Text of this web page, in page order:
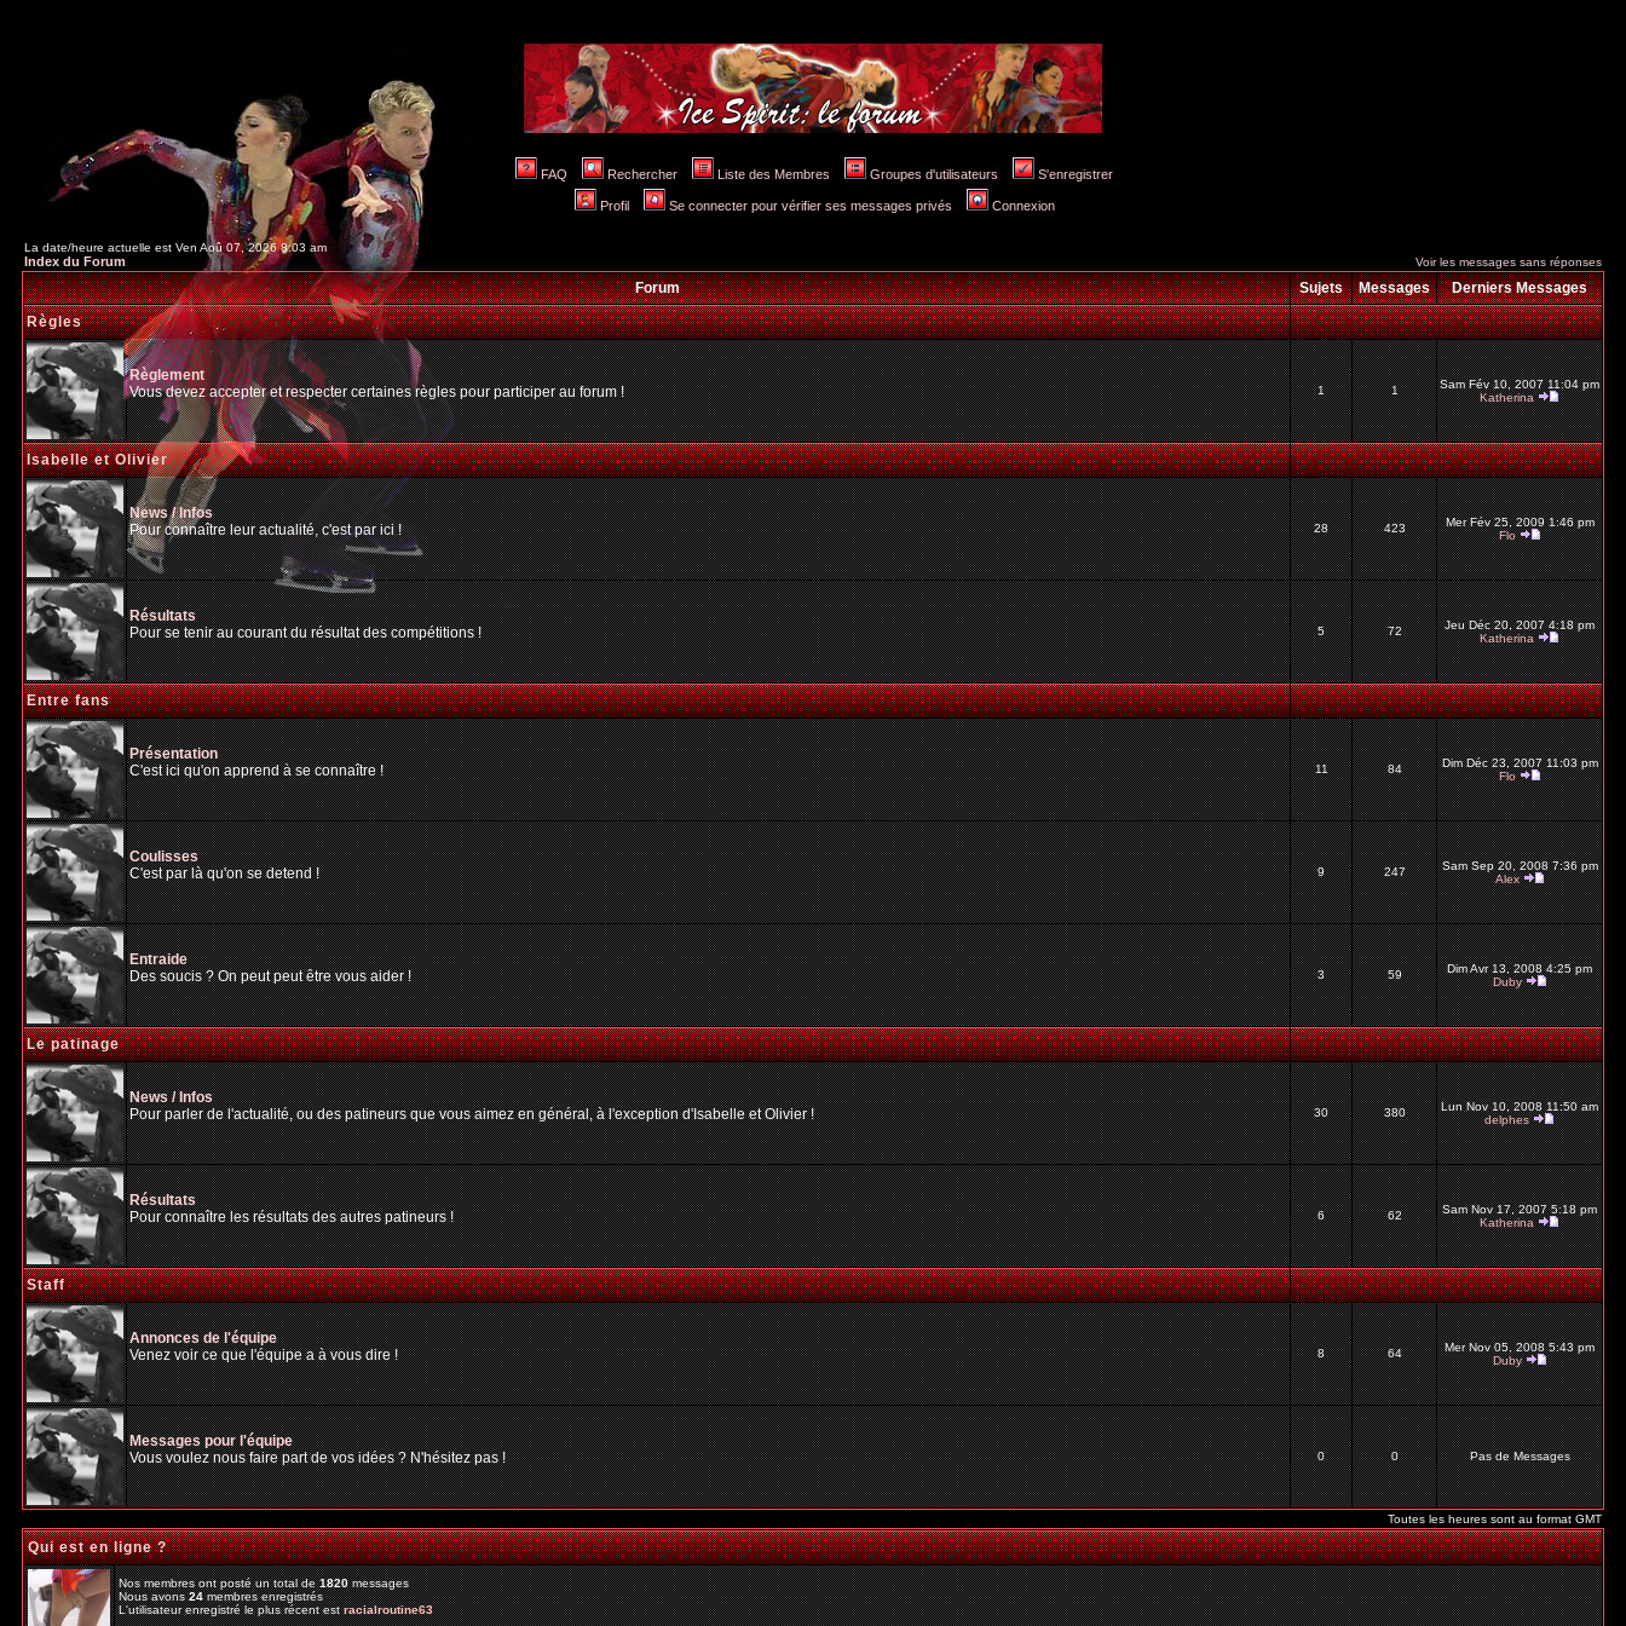
FAQ Rechercher Liste des Membres Groupes d'utilisateurs S'enregistrer
Profil Se connecter pour vérifier ses messages privés Connexion
La date/heure actuelle est Ven Aoû 07, 2026 8:03 am
Index du Forum Voir les messages sans réponses
Forum Sujets Messages
Derniers Messages
Règles
Règlement
Vous devez accepter et respecter certaines règles pour participer au forum !
1 1
Sam Fév 10, 2007 11:04 pm
Katherina
Isabelle et Olivier
News / Infos
Pour connaître leur actualité, c'est par ici !
28 423
Mer Fév 25, 2009 1:46 pm
Flo
Résultats
Pour se tenir au courant du résultat des compétitions !
5 72
Jeu Déc 20, 2007 4:18 pm
Katherina
Entre fans
Présentation
C'est ici qu'on apprend à se connaître !
11 84
Dim Déc 23, 2007 11:03 pm
Flo
Coulisses
C'est par là qu'on se detend !
9 247
Sam Sep 20, 2008 7:36 pm
Alex
Entraide
Des soucis ? On peut peut être vous aider !
3 59
Dim Avr 13, 2008 4:25 pm
Duby
Le patinage
News / Infos
Pour parler de l'actualité, ou des patineurs que vous aimez en général, à l'exception d'Isabelle et Olivier !
30 380
Lun Nov 10, 2008 11:50 am
delphes
Résultats
Pour connaître les résultats des autres patineurs !
6 62
Sam Nov 17, 2007 5:18 pm
Katherina
Staff
Annonces de l'équipe
Venez voir ce que l'équipe a à vous dire !
8 64
Mer Nov 05, 2008 5:43 pm
Duby
Messages pour l'équipe
Vous voulez nous faire part de vos idées ? N'hésitez pas !
0 0 Pas de Messages
Toutes les heures sont au format GMT
Qui est en ligne ?
Nos membres ont posté un total de1820messages
Nous avons24membres enregistrés
L'utilisateur enregistré le plus récent estracialroutine63